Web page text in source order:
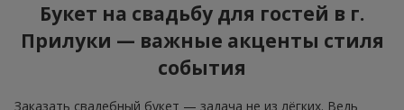
Букет на свадьбу для гостей в г.
Прилуки — важные акценты стиля
события
Заказать свадебный букет — задача не из лёгких. Ведь